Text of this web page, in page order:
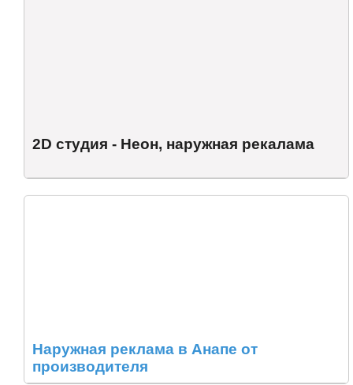
2D студия - Неон, наружная рекалама
Наружная реклама в Анапе от
производителя